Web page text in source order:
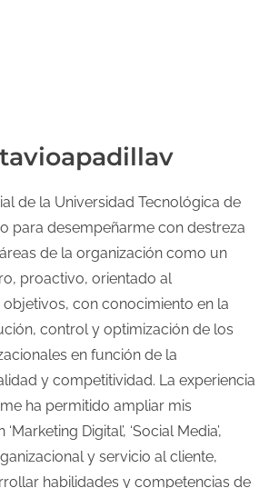
de la Universidad Tecnológica de
para desempeñarme con destreza
de la organización como un
proactivo, orientado al
con conocimiento en la
control y optimización de los
en función de la
y competitividad. La experiencia
ha permitido ampliar mis
Digital’, ‘Social Media’,
y servicio al cliente,
habilidades y competencias de